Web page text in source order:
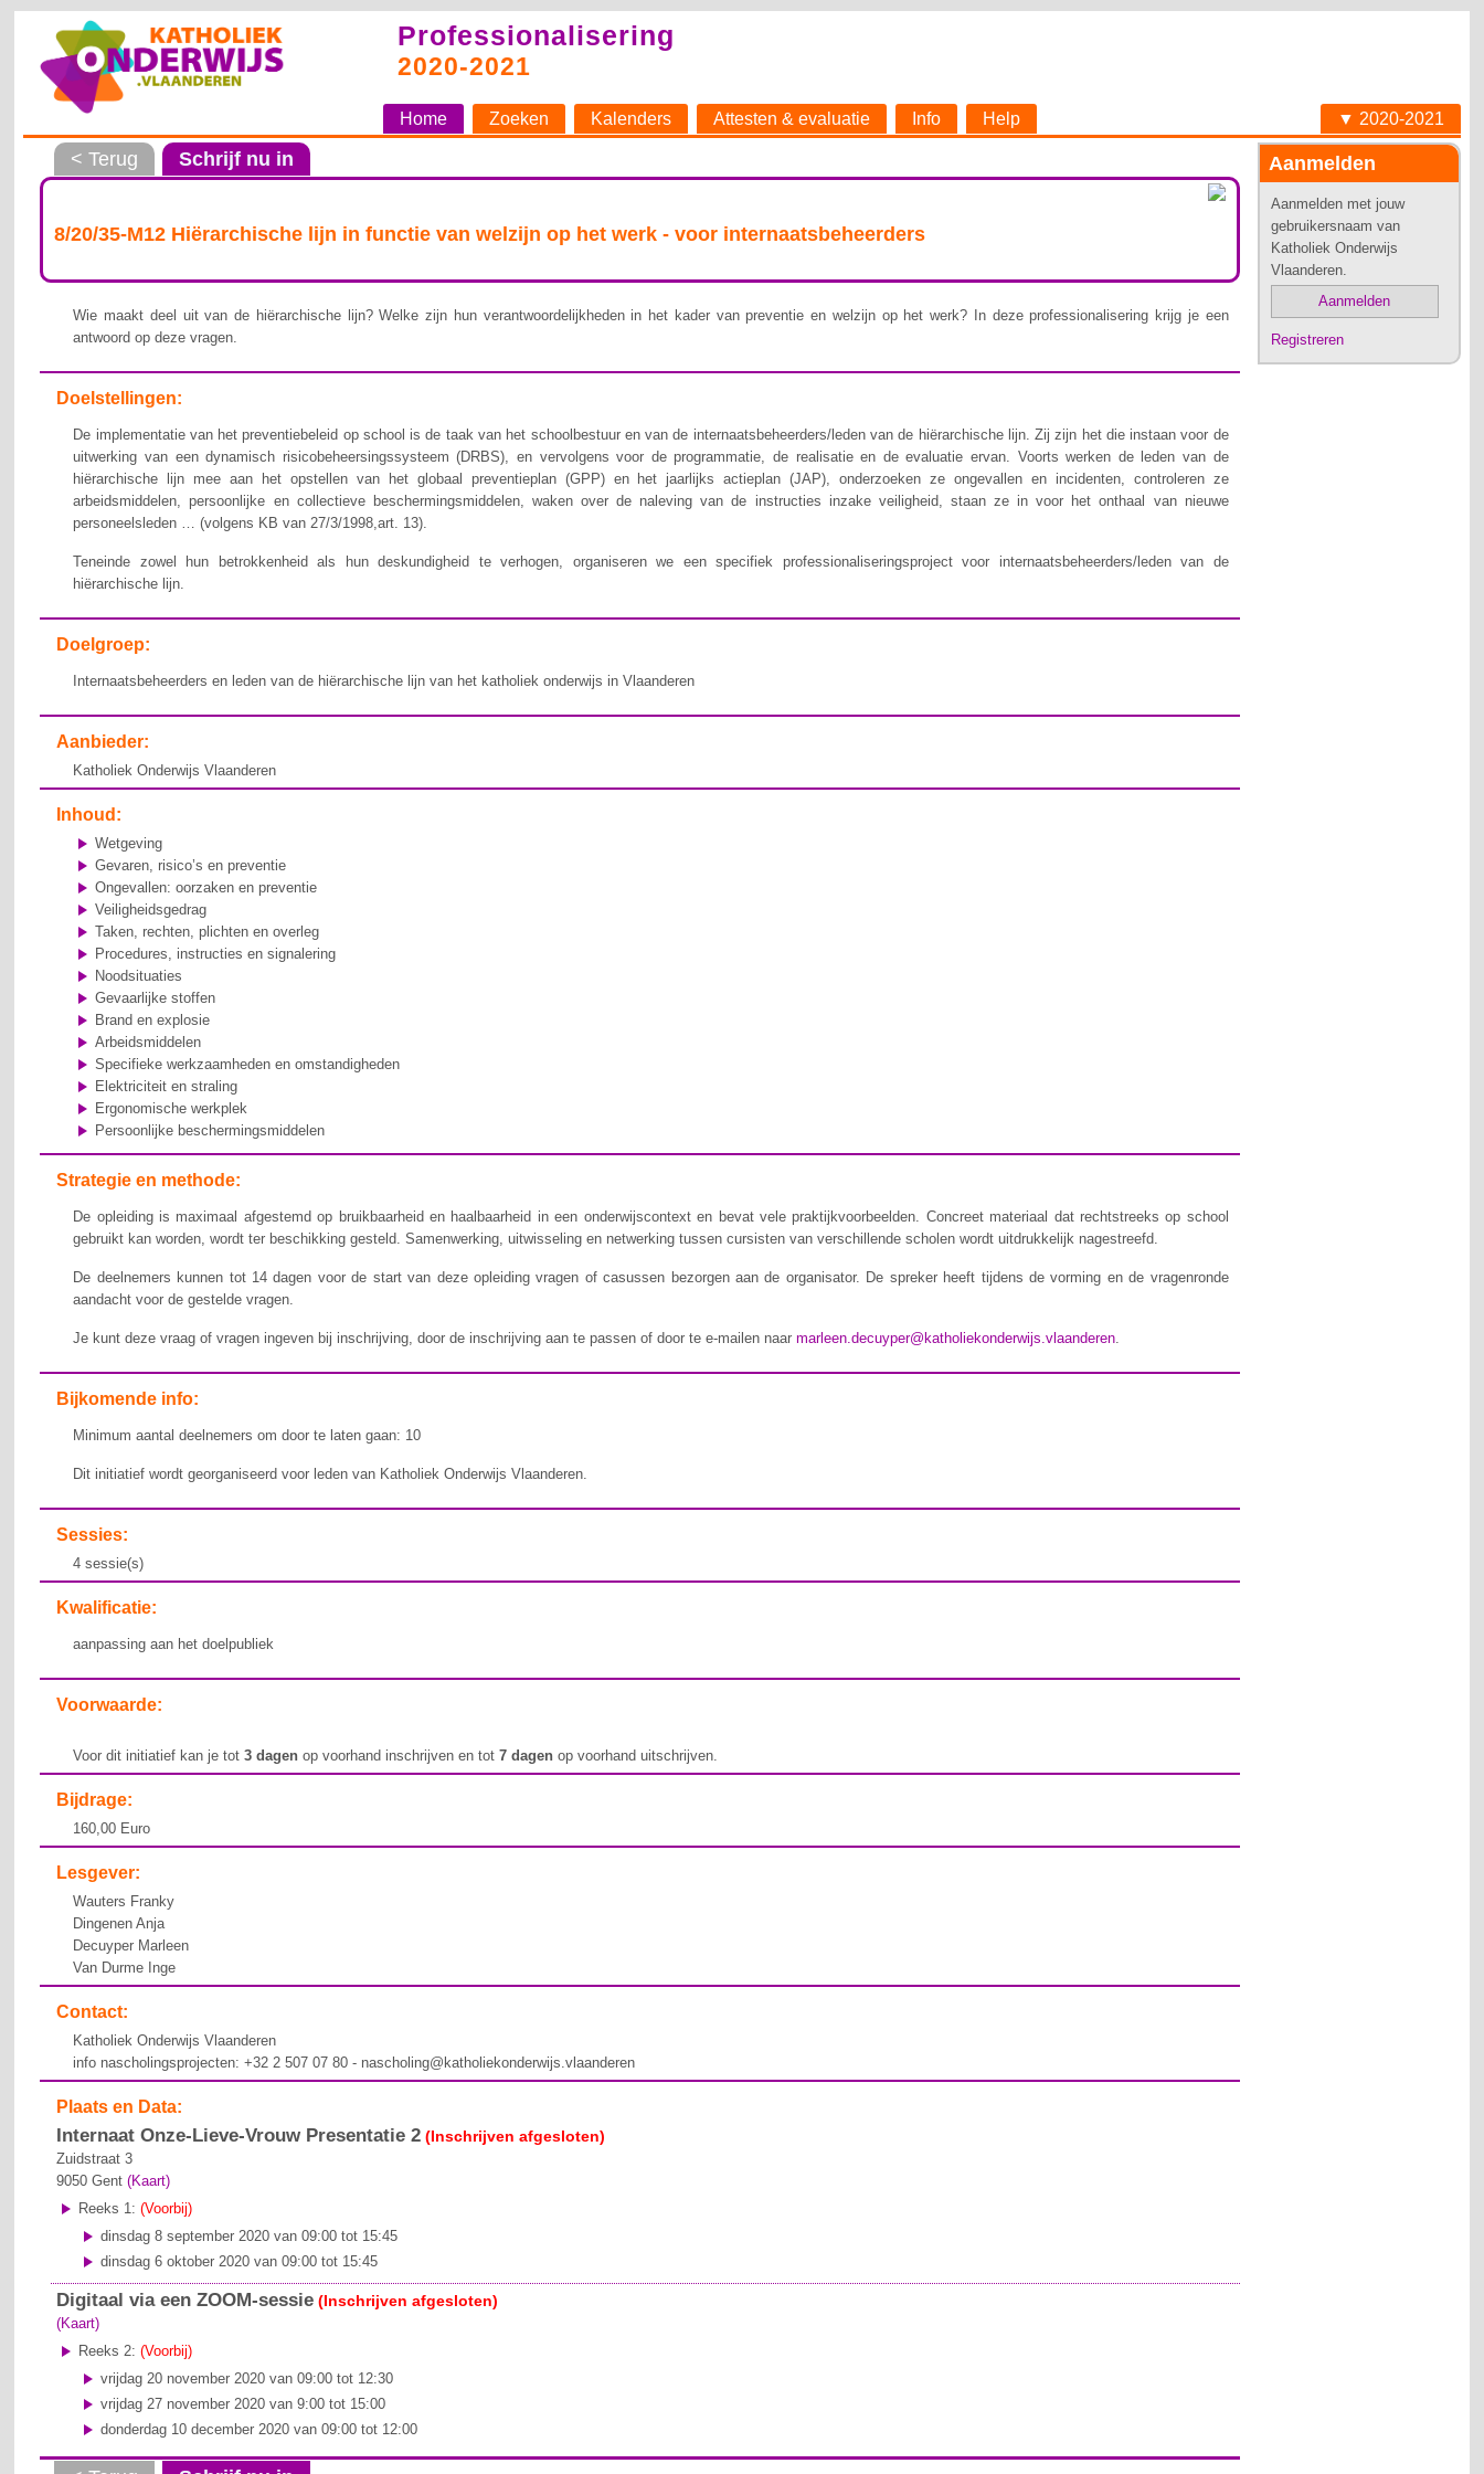
Professionalisering
2020-2021
Home Zoeken Kalenders Attesten & evaluatie Info Help ▼ 2020-2021
Aanmelden
Aanmelden met jouw
gebruikersnaam van
Katholiek Onderwijs
Vlaanderen.
Aanmelden
Registreren
< Terug Schrijf nu in
8/20/35-M12 Hiërarchische lijn in functie van welzijn op het werk - voor internaatsbeheerders
Wie maakt deel uit van de hiërarchische lijn? Welke zijn hun verantwoordelijkheden in het kader van preventie en welzijn op het werk? In deze professionalisering krijg je een
antwoord op deze vragen.
Doelstellingen:
De implementatie van het preventiebeleid op school is de taak van het schoolbestuur en van de internaatsbeheerders/leden van de hiërarchische lijn. Zij zijn het die instaan voor de
uitwerking van een dynamisch risicobeheersingssysteem (DRBS), en vervolgens voor de programmatie, de realisatie en de evaluatie ervan. Voorts werken de leden van de
hiërarchische lijn mee aan het opstellen van het globaal preventieplan (GPP) en het jaarlijks actieplan (JAP), onderzoeken ze ongevallen en incidenten, controleren ze
arbeidsmiddelen, persoonlijke en collectieve beschermingsmiddelen, waken over de naleving van de instructies inzake veiligheid, staan ze in voor het onthaal van nieuwe
personeelsleden … (volgens KB van 27/3/1998,art. 13).
Teneinde zowel hun betrokkenheid als hun deskundigheid te verhogen, organiseren we een specifiek professionaliseringsproject voor internaatsbeheerders/leden van de
hiërarchische lijn.
Doelgroep:
Internaatsbeheerders en leden van de hiërarchische lijn van het katholiek onderwijs in Vlaanderen
Aanbieder:
Katholiek Onderwijs Vlaanderen
Inhoud:
Wetgeving
Gevaren, risico’s en preventie
Ongevallen: oorzaken en preventie
Veiligheidsgedrag
Taken, rechten, plichten en overleg
Procedures, instructies en signalering
Noodsituaties
Gevaarlijke stoffen
Brand en explosie
Arbeidsmiddelen
Specifieke werkzaamheden en omstandigheden
Elektriciteit en straling
Ergonomische werkplek
Persoonlijke beschermingsmiddelen
Strategie en methode:
De opleiding is maximaal afgestemd op bruikbaarheid en haalbaarheid in een onderwijscontext en bevat vele praktijkvoorbeelden. Concreet materiaal dat rechtstreeks op school
gebruikt kan worden, wordt ter beschikking gesteld. Samenwerking, uitwisseling en netwerking tussen cursisten van verschillende scholen wordt uitdrukkelijk nagestreefd.
De deelnemers kunnen tot 14 dagen voor de start van deze opleiding vragen of casussen bezorgen aan de organisator. De spreker heeft tijdens de vorming en de vragenronde
aandacht voor de gestelde vragen.
Je kunt deze vraag of vragen ingeven bij inschrijving, door de inschrijving aan te passen of door te e-mailen naarmarleen.decuyper@katholiekonderwijs.vlaanderen.
Bijkomende info:
Minimum aantal deelnemers om door te laten gaan: 10
Dit initiatief wordt georganiseerd voor leden van Katholiek Onderwijs Vlaanderen.
Sessies:
4 sessie(s)
Kwalificatie:
aanpassing aan het doelpubliek
Voorwaarde:
Voor dit initiatief kan je tot3 dagen op voorhand inschrijven en tot7 dagenop voorhand uitschrijven.
Bijdrage:
160,00 Euro
Lesgever:
Wauters Franky
Dingenen Anja
Decuyper Marleen
Van Durme Inge
Contact:
Katholiek Onderwijs Vlaanderen
info nascholingsprojecten: +32 2 507 07 80 - nascholing@katholiekonderwijs.vlaanderen
Plaats en Data:
Internaat Onze-Lieve-Vrouw Presentatie 2 (Inschrijven afgesloten)
Zuidstraat 3
9050 Gent (Kaart)
Reeks 1:(Voorbij)
dinsdag 8 september 2020 van 09:00 tot 15:45
dinsdag 6 oktober 2020 van 09:00 tot 15:45
Digitaal via een ZOOM-sessie (Inschrijven afgesloten)
(Kaart)
Reeks 2:(Voorbij)
vrijdag 20 november 2020 van 09:00 tot 12:30
vrijdag 27 november 2020 van 9:00 tot 15:00
donderdag 10 december 2020 van 09:00 tot 12:00